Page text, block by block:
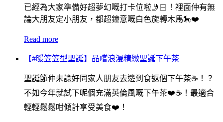
已經為大家準備好超夢幻嘅打卡位啦🤳🏻！裡面仲有無
論大朋友定小朋友，都超鐘意嘅白色旋轉木馬🎠❤️
Read more
【#暖笠笠型聖誕】品嚐浪漫精緻聖誕下午茶
聖誕節仲未諗好同家人朋友去邊到食返個下午茶☕️！？
不如今年就試下呢個充滿英倫風嘅下午茶❤️☕️！最適合
輕輕鬆鬆咁傾計享受美食❤️！